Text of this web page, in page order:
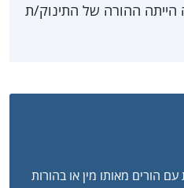
ההורה של התינוק/ת
הורים מאותו מין או בהורות